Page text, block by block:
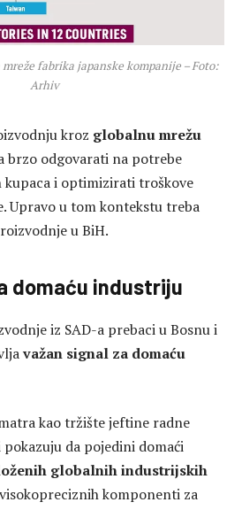
fabrika japanske kompanije – Foto:
Arhiv
kroz globalnu mrežu
brzo odgovarati na potrebe
i optimizirati troškove
Upravo u tom kontekstu treba
u BiH.
domaću industriju
iz SAD-a prebaci u Bosnu i
važan signal za domaću
kao tržište jeftine radne
da pojedini domaći
globalnih industrijskih
komponenti za